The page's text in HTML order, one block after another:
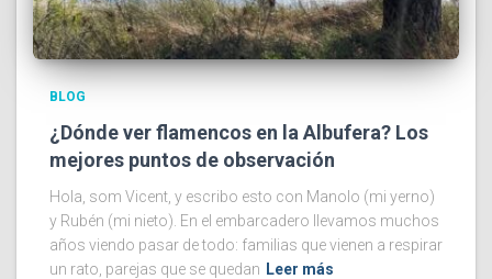
BLOG
¿Dónde ver flamencos en la Albufera? Los
mejores puntos de observación
Hola, som Vicent, y escribo esto con Manolo (mi yerno)
y Rubén (mi nieto). En el embarcadero llevamos muchos
años viendo pasar de todo: familias que vienen a respirar
un rato, parejas que se quedan Leer más